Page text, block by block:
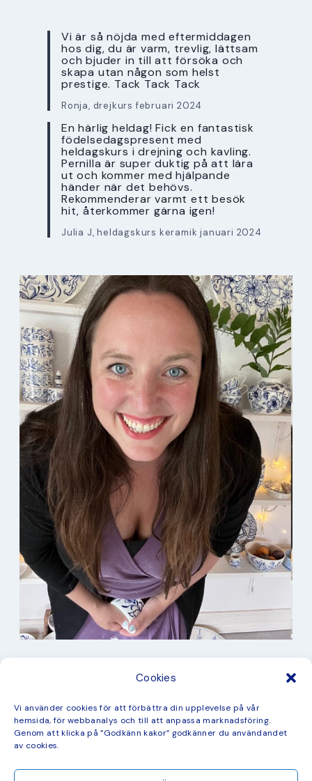
Cookies
Vi använder cookies för att förbättra din upplevelse på vår
hemsida, för webbanalys och till att anpassa marknadsföring.
Genom att klicka på ”Godkänn kakor” godkänner du användandet
av cookies.
Vi är så nöjda med eftermiddagen
hos dig, du är varm, trevlig, lättsam
och bjuder in till att försöka och
skapa utan någon som helst
prestige. Tack Tack Tack
Ronja, drejkurs februari 2024
En härlig heldag! Fick en fantastisk
födelsedagspresent med
heldagskurs i drejning och kavling.
Pernilla är super duktig på att lära
ut och kommer med hjälpande
händer när det behövs.
Rekommenderar varmt ett besök
hit, återkommer gärna igen!
Julia J, heldagskurs keramik januari 2024
Kurser
Måleri
mina favorit recept
Mönster